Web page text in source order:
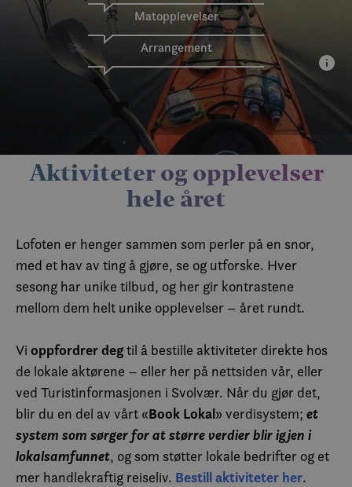
Matopplevelser
Arrangement
Aktiviteter og opplevelser
hele året
Lofoten er henger sammen som perler på en snor,
med et hav av ting å gjøre, se og utforske. Hver
sesong har unike tilbud, og her gir kontrastene
mellom dem helt unike opplevelser – året rundt.
Vi oppfordrer degtil å bestille aktiviteter direkte hos
de lokale aktørene – eller her på nettsiden vår, eller
ved Turistinformasjonen i Svolvær. Når du gjør det,
blir du en del av vårt «Book Lokal» verdisystem; et
system som sørger for at større verdier blir igjen i
lokalsamfunnet, og som støtter lokale bedrifter og et
mer handlekraftig reiseliv. Bestill aktiviteter her.